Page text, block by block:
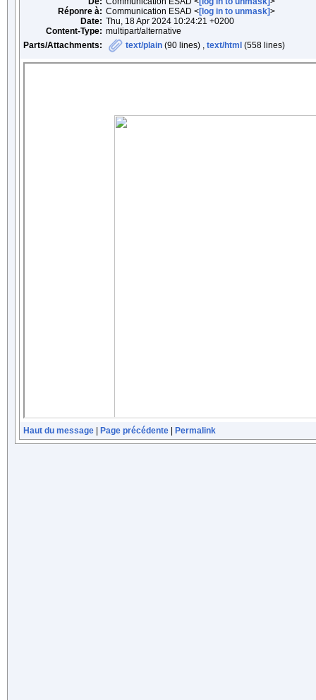
Réponre à: Communication ESAD <[log in to unmask]>
Date: Thu, 18 Apr 2024 10:24:21 +0200
Content-Type: multipart/alternative
Parts/Attachments:
text/plain (90 lines) , text/html (558 lines)
Haut du message Page précédente Permalink